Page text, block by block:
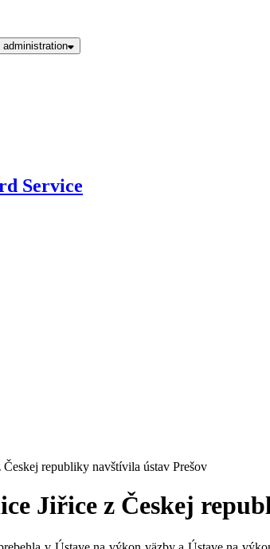
Service
republiky navštívila ústav Prešov
Jiřice z Českej